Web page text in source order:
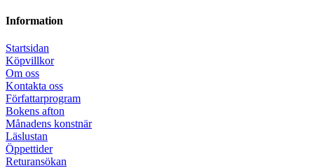
Information
Startsidan
Köpvillkor
Om oss
Kontakta oss
Författarprogram
Bokens afton
Månadens konstnär
Läslustan
Öppettider
Returansökan